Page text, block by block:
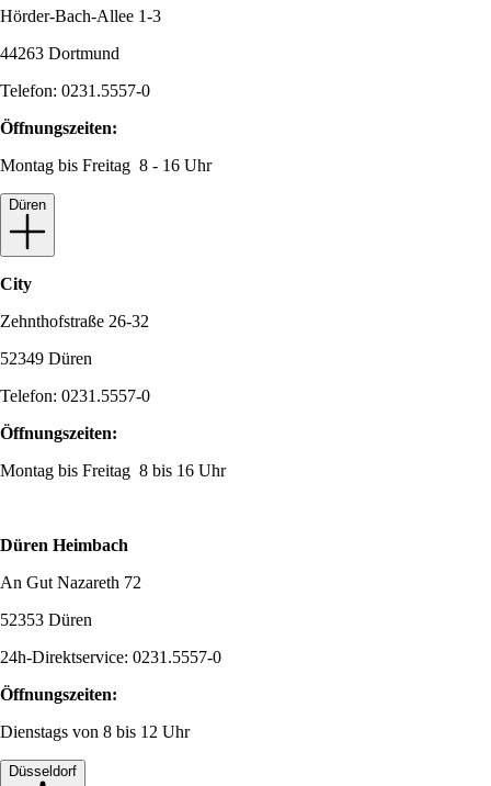
Hörder-Bach-Allee 1-3
44263 Dortmund
Telefon: 0231.5557-0
Öffnungszeiten:
Montag bis Freitag 8 - 16 Uhr
Düren
City
Zehnthofstraße 26-32
52349 Düren
Telefon: 0231.5557-0
Öffnungszeiten:
Montag bis Freitag 8 bis 16 Uhr
Düren Heimbach
An Gut Nazareth 72
52353 Düren
24h-Direktservice: 0231.5557-0
Öffnungszeiten:
Dienstags von 8 bis 12 Uhr
Düsseldorf